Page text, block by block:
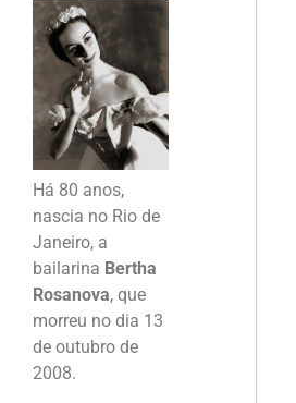
Há 80 anos,
nascia no Rio de
Janeiro, a
bailarina Bertha
Rosanova, que
morreu no dia 13
de outubro de
2008.